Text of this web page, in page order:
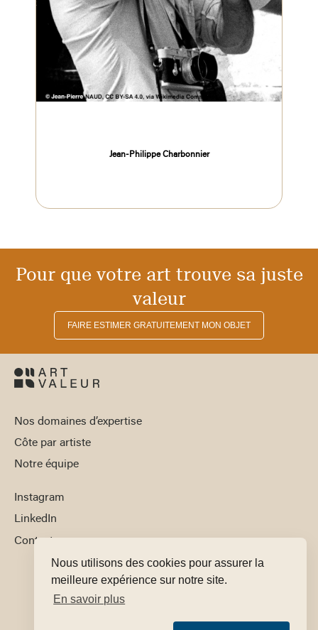
Nous utilisons des cookies pour assurer la
meilleure expérience sur notre site.
En savoir plus
Jean-Philippe Charbonnier
Pour que votre art trouve sa juste
valeur
FAIRE ESTIMER GRATUITEMENT MON OBJET
Nos domaines d’expertise
Côte par artiste
Notre équipe
Instagram
LinkedIn
Contact